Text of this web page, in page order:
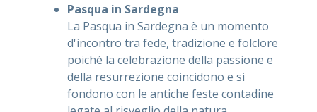
Pasqua in Sardegna
La Pasqua in Sardegna è un momento
d'incontro tra fede, tradizione e folclore
poiché la celebrazione della passione e
della resurrezione coincidono e si
fondono con le antiche feste contadine